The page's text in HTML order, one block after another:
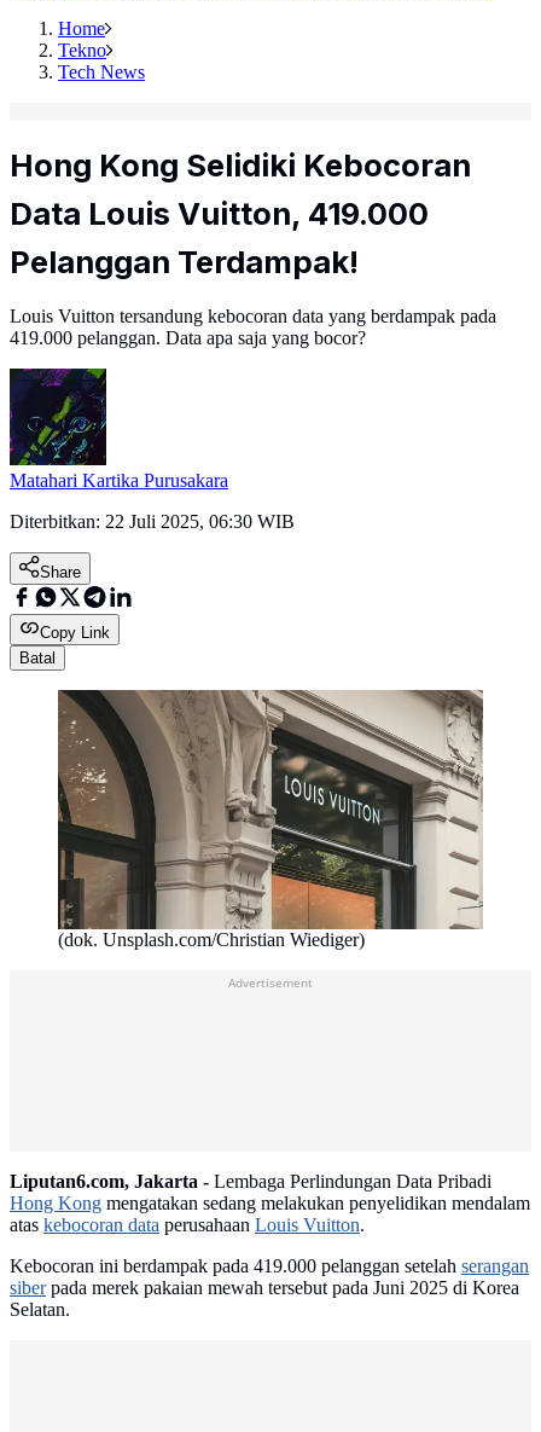
Home
Tekno
Tech News
Hong Kong Selidiki Kebocoran
Data Louis Vuitton, 419.000
Pelanggan Terdampak!
Louis Vuitton tersandung kebocoran data yang berdampak pada
419.000 pelanggan. Data apa saja yang bocor?
Matahari Kartika Purusakara
Diterbitkan: 22 Juli 2025, 06:30 WIB
Share
Copy Link
Batal
(dok. Unsplash.com/Christian Wiediger)
Advertisement
Liputan6.com, Jakarta - Lembaga Perlindungan Data Pribadi
Hong Kong mengatakan sedang melakukan penyelidikan mendalam
atas kebocoran data perusahaan Louis Vuitton.
Kebocoran ini berdampak pada 419.000 pelanggan setelah serangan
siberpada merek pakaian mewah tersebut pada Juni 2025 di Korea
Selatan.